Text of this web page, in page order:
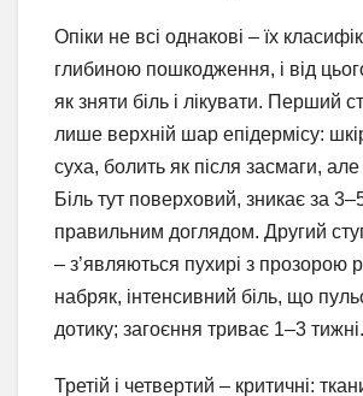
Опіки не всі однакові – їх
глибиною пошкодження, і від
як зняти біль і лікувати. Перший
лише верхній шар епідермісу:
суха, болить як після засмаги, але
Біль тут поверховий, зникає за
правильним доглядом. Другий
– з’являються пухирі з прозорою
набряк, інтенсивний біль, що
дотику; загоєння триває 1–3 тижні.
Третій і четвертий – критичні: